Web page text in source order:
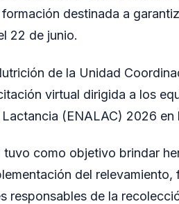
destinada a
22 de junio.
de la Unidad
virtual dirigida a los
(ENALAC) 2026 en
tuvo como objetivo brindar
del
responsables de la